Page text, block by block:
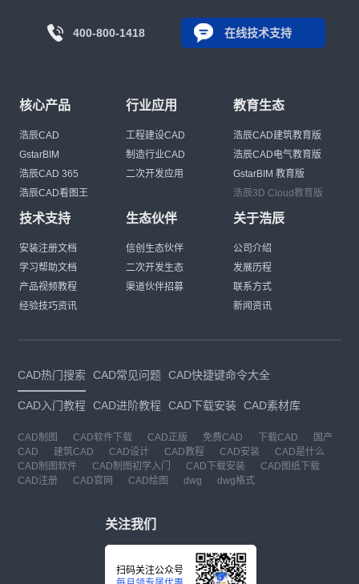
400-800-1418 在线技术支持
核心产品
浩辰CAD
GstarBIM
浩辰CAD 365
浩辰CAD看图王
行业应用
工程建设CAD
制造行业CAD
二次开发应用
教育生态
浩辰CAD建筑教育版
浩辰CAD电气教育版
GstarBIM 教育版
浩辰3D Cloud教育版
技术支持
安装注册文档
学习帮助文档
产品视频教程
经验技巧资讯
生态伙伴
信创生态伙伴
二次开发生态
渠道伙伴招募
关于浩辰
公司介绍
发展历程
联系方式
新闻资讯
CAD热门搜索 CAD常见问题 CAD快捷键命令大全
CAD入门教程 CAD进阶教程 CAD下载安装 CAD素材库
CAD制图 CAD软件下载 CAD正版 免费CAD 下载CAD
国产
CAD
建筑CAD CAD设计 CAD教程 CAD安装
CAD是什么
CAD制图软件
CAD制图初学入门 CAD下载安装
CAD图纸下载
CAD注册
CAD官网 CAD绘图 dwg dwg格式
关注我们
扫码关注公众号